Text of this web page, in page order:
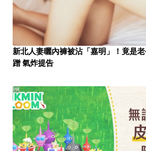
新北人妻曬內褲被沾「嘉明」！竟是
蹭 氣炸提告
PR